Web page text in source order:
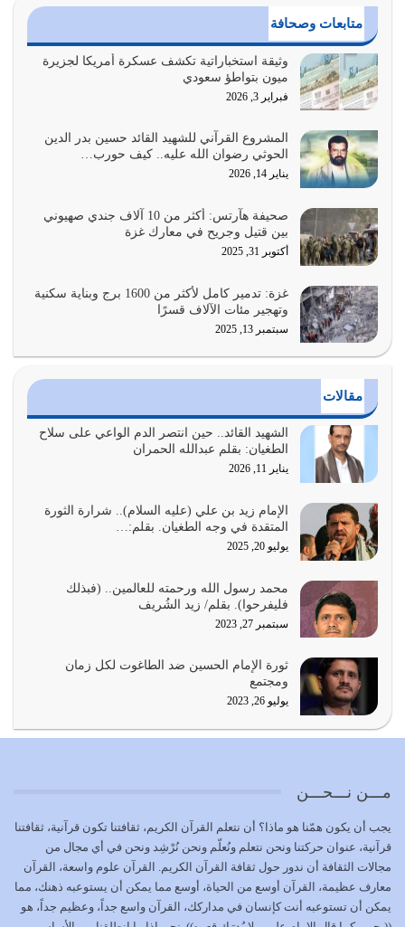
القرآن الكريم هو أهم مصدر لمعرفة رسول الله معرفة سيرته
معرفة شخصيته معرفة عظمته
يوليو 28, 2026
هل نحن من الصالحين؟ قيِّم نفسك هنا اترك القرآن على أصله
وأعرض نفسك، وأعرض ما لديك على…
يوليو 27, 2026
عندما يكون عدوك هو عدو الله معناه أن تكون نقاط الضعف
فيه كثيرة وسينصرك الله عليه إذا…
يوليو 26, 2026
أراد الله لهذه الأمة ان تكون خير امة أخرجت للناس بالنهوض
بالأمر بالمعروف والنهي عن…
يوليو 25, 2026
الدين الذي شرعه الله لا يجوز أن يخضع لآرائنا وأهوائنا
أي أمة تتفرق في الدين وتتفرق في كيانها معناه أنها أصبحت
أمة عاجزة عن النهوض…
يوليو 23, 2026
بحبل الله جميعاً وليس كل…
يوليو 22, 2026
يشاء ويذل من يشاء
يوليو 21, 2026
كل زمان…
يوليو 19, 2026
الوظيفة عبارة عن مسؤولية يجب النهوض بها كما ينبغي لكي
وَالْمُنْفِقِينَ…
يوليو 17, 2026
الاعتصام بحبل الله أمر إلهي للمؤمنين وهو بمثابة سبب بينهم
وبين الله يترتب عليه النصر…
متابعات وصحافة
وثيقة استخباراتية تكشف عسكرة أمريكا لجزيرة
ميون بتواطؤ سعودي
فبراير 3, 2026
المشروع القرآني للشهيد القائد حسين بدر الدين
الحوثي رضوان الله عليه.. كيف حورب…
يناير 14, 2026
صحيفة هآرتس: أكثر من 10 آلاف جندي صهيوني
بين قتيل وجريح في معارك غزة
أكتوبر 31, 2025
غزة: تدمير كامل لأكثر من 1600 برج وبناية سكنية
وتهجير مئات الآلاف قسرًا
سبتمبر 13, 2025
مقالات
الشهيد القائد.. حين انتصر الدم الواعي على سلاح
الطغيان: بقلم عبدالله الحمران
يناير 11, 2026
الإمام زيد بن علي (عليه السلام).. شرارة الثورة
المتقدة في وجه الطغيان. بقلم:…
يوليو 20, 2025
محمد رسول الله ورحمته للعالمين.. (فبذلك
فليفرحوا). بقلم/ زيد الشُريف
سبتمبر 27, 2023
ثورة الإمام الحسين ضد الطاغوت لكل زمان
ومجتمع
يوليو 26, 2023
مـــن نـــحـــن
يجب أن يكون همّنا هو ماذا؟ أن نتعلم القرآن الكريم، ثقافتنا تكون قرآنية، ثقافتنا
قرآنية، عنوان حركتنا ونحن نتعلم ونُعلّم ونحن نُرْشِد ونحن في أي مجال من
مجالات الثقافة أن ندور حول ثقافة القرآن الكريم. القرآن علوم واسعة، القرآن
معارف عظيمة، القرآن أوسع من الحياة، أوسع مما يمكن أن يستوعبه ذهنك، مما
يمكن أن تستوعبه أنت كإنسان في مداركك، القرآن واسع جداً، وعظيم جداً، هو